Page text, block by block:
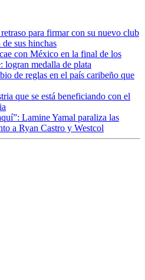
para firmar con su nuevo club
sus hinchas
con México en la final de los
logran medalla de plata
de reglas en el país caribeño que
que se está beneficiando con el
Lamine Yamal paraliza las
a Ryan Castro y Westcol